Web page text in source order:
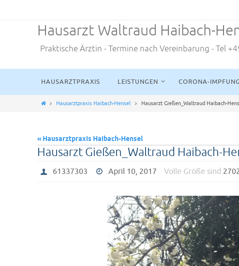
Hausarzt Waltraud Haibach-
Praktische Ärztin - Termine nach Vereinbarung - Tel
springen
HAUSARZTPRAXIS LEISTUNGEN CORONA-
HomeHausarztpraxis Haibach-Hensel Hausarzt Gießen_Waltraud Haibach-
« Hausarztpraxis Haibach-Hensel
Hausarzt Gießen_Waltraud Haibach-
61337303 April 10, 2017 Volle Größe sind